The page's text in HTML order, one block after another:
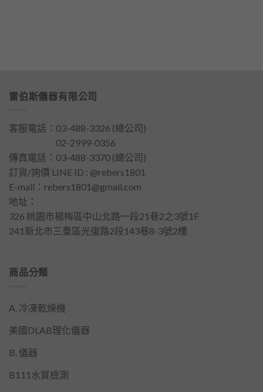
雷伯斯儀器有限公司
客服電話： 03-488-3326 (總公司)
02-2999-0356
傳真電話：03-488-3370 (總公司)
訂貨/詢價 LINE ID : @rebers1801
E-mail： rebers1801@gmail.com
地址：
326 桃園市楊梅區中山北路一段21巷2之3號1F
241新北市三重區光復路2段143巷8-3號2樓
商品分類
A. 冷凍乾燥機
美國DLAB理化儀器
B. 儀器
B111水質檢測